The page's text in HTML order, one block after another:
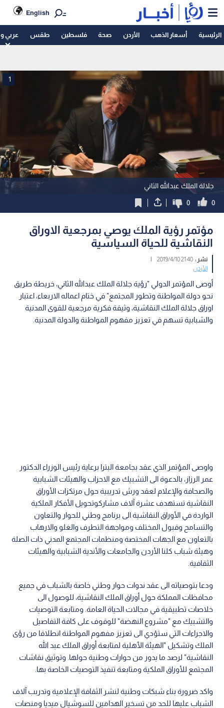
English
الرئيسية أسعار الذهب الأردن صحة فلسطين طقس عربي
جلالة الملك عبدالله الثاني
1
0
0
مؤتمر رؤية الملك يوصي بمرجعية الاوراق
النقاشية للحياة السياسية
نشر :21:40 2019/4/10
|
الأردن
أوصى المؤتمر الدولي "رؤية جلالة الملك عبدالله الثاني، خريطة طريق
نحو دولة المواطنة وتطور المجتمع" في ختام اعماله الاربعاء، اعتبار
اوراق جلالة الملك النقاشية، وثيقة فكرية مرجعية للقوى المدنية
والشبابية تسهم في تعزيز مفهوم المواطنة والدولة المدنية.
واوصى المؤتمر الذي عقد بجامعة البترا برعاية رئيس الوزراء الدكتور
عمر الرزاز، بالدعوة الى التشبيك مع الاحزاب والهيئات الشبابية
والصحافة والإعلام لعقد ورش تدريبية حول مرتكزات الأوراق
النقاشية تستهدف عشرة آلاف مشاركوتحويل الأفكار الملكية
الواردة في الأوراق النقاشية الى برنامج وطني للحوار والتعاون
والتسامح وقبول المختلف ومواجهة التطرف والغلو والارهاب
بالتعاون مع الجهات المختصة ومنظمات المجتمع المدني ذات الصلة
وهيئة شباب كلنا الأردن والجامعات والأندية الشبابية والهيئات
الثقافية.
ودعا بتوصياته الى عقد ندوات حوار وطني خاصة بالشباب في جميع
محافظات المملكة حول أوراق الملك النقاشية، للوصول الى
خلاصات تطبيقية في مجالات الحياة العامة. ومتابعة التوصيات
والتشبيك مع "مشروع النهضة" للوقوف على كافة التفاصيل
والاجراءات التي ستؤدي الى تعزيز مفهوم المواطنة انطلاقا من رؤى
الملك وتشكيل "الهيئة الأهلية لمتابعة أوراق الملك عبد الله
النقاشية" لرصد ما يدور من حوارات وطنية حولها. وتوثيق نقاشات
المجتمع للأوراق الملكية ومتابعة تنفيذ التوصيات الخاصة بها.
واكد ضرورة بناء شبكات وطنية لنشر الثقافة الإعلامية وتدربب آلاف
الشباب عليها للحد من تسخير الهدامين للسوشيال ميديا ومنصات